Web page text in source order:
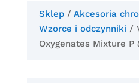
Sklep/ Akcesoria
Wzorce i odczynniki /
Oxygenates Mixture P